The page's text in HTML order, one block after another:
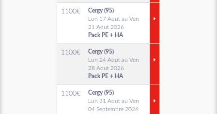
1100€
Cergy (95)
Lun 17 Aout au Ven
21 Aout 2026
Pack PE + HA
1100€
Cergy (95)
Lun 24 Aout au Ven
28 Aout 2026
Pack PE + HA
1100€
Cergy (95)
Lun 31 Aout au Ven
04 Septembre 2026